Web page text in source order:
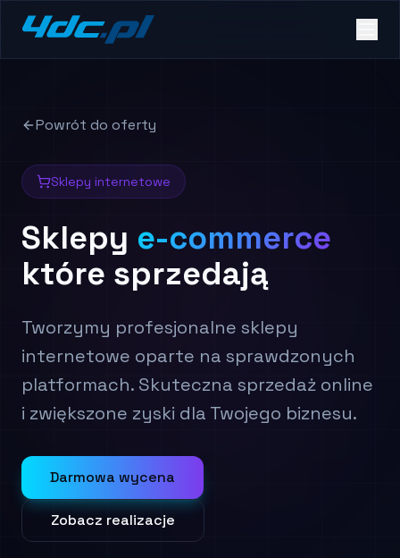
Powrót do oferty
Sklepy internetowe
Sklepy e-commerce
które sprzedają
Tworzymy profesjonalne sklepy
internetowe oparte na sprawdzonych
platformach. Skuteczna sprzedaż online
i zwiększone zyski dla Twojego biznesu.
Darmowa wycena
Zobacz realizacje